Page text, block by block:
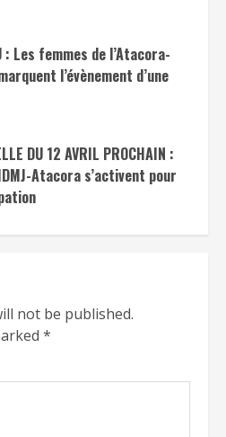
: Les femmes de l’Atacora-
l’évènement d’une
DU 12 AVRIL PROCHAIN :
Atacora s’activent pour
not be published.
*